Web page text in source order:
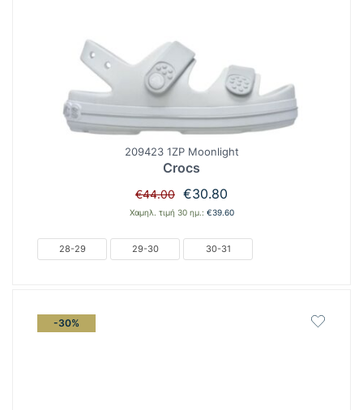
209423 1ZP Moonlight
Crocs
€44.00 Original
price
€44.00.
€30.80
τρέχουσα
είναι:
€30.80.
Χαμηλ. τιμή 30 ημ.: €39.60
28-29 29-30 30-31
-30%